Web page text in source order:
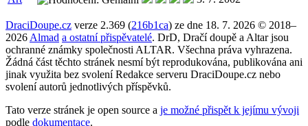
DraciDoupe.cz verze 2.369 (216b1ca) ze dne 18. 7. 2026 © 2018–
2026 Almad a ostatní přispěvatelé. DrD, Dračí doupě a Altar jsou
ochranné známky společnosti ALTAR. Všechna práva vyhrazena.
Žádná část těchto stránek nesmí být reprodukována, publikována ani
jinak využita bez svolení Redakce serveru DraciDoupe.cz nebo
svolení autorů jednotlivých příspěvků.
Tato verze stránek je open source a je možné přispět k jejímu vývoji
podle dokumentace.